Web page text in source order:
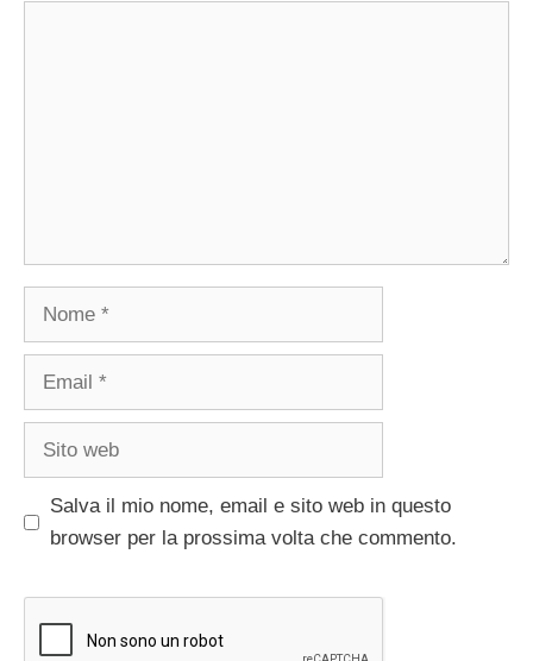
Nome
Email
Sito
Salva il mio nome, email e sito web in questo
browser per la prossima volta che commento.